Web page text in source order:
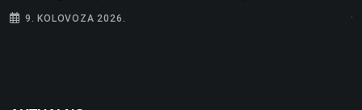
9. KOLOVOZA 2026.